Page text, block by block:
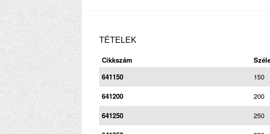
TÉTELEK
Cikkszám
641150
150
641200
200
641250
250